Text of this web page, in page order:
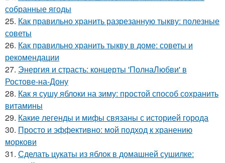
собранные ягоды
25. Как правильно хранить разрезанную тыкву: полезные
советы
26. Как правильно хранить тыкву в доме: советы и
рекомендации
27. Энергия и страсть: концерты 'ПолнаЛюбви' в
Ростове-на-Дону
28. Как я сушу яблоки на зиму: простой способ сохранить
витамины
29. Какие легенды и мифы связаны с историей города
30. Просто и эффективно: мой подход к хранению
моркови
31. Сделать цукаты из яблок в домашней сушилке: